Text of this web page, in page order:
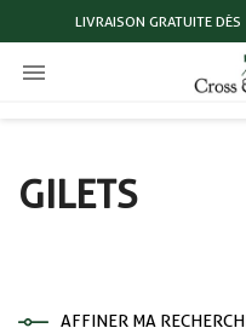
LIVRAISON GRATUITE

GILETS
AFFINER MA